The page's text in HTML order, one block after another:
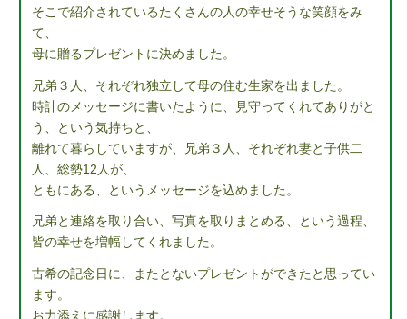
そこで紹介されているたくさんの人の幸せそうな笑顔をみ
て、
母に贈るプレゼントに決めました。
兄弟３人、それぞれ独立して母の住む生家を出ました。
時計のメッセージに書いたように、見守ってくれてありがと
う、という気持ちと、
離れて暮らしていますが、兄弟３人、それぞれ妻と子供二
人、総勢12人が、
ともにある、というメッセージを込めました。
兄弟と連絡を取り合い、写真を取りまとめる、という過程、
皆の幸せを増幅してくれました。
古希の記念日に、またとないプレゼントができたと思ってい
ます。
お力添えに感謝します。